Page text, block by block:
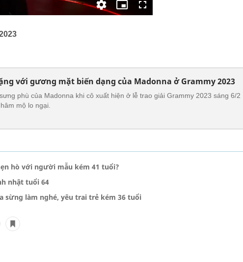
với gương mặt biến dạng của Madonna ở Grammy 2023
phù của Madonna khi cô xuất hiện ở lễ trao giải Grammy 2023 sáng 6/2
mộ lo ngại.
hò với người mẫu kém 41 tuổi?
nhật tuổi 64
sừng làm nghé, yêu trai trẻ kém 36 tuổi